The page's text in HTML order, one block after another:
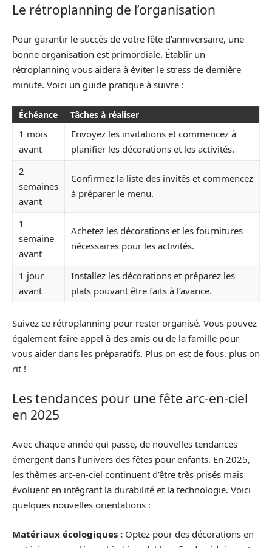
Le rétroplanning de l’organisation
Pour garantir le succès de votre fête d’anniversaire, une
bonne organisation est primordiale. Établir un
rétroplanning vous aidera à éviter le stress de dernière
minute. Voici un guide pratique à suivre :
Échéance Tâches à réaliser
1 mois
avant
Envoyez les invitations et commencez à
planifier les décorations et les activités.
2
semaines
avant
Confirmez la liste des invités et commencez
à préparer le menu.
1
semaine
avant
Achetez les décorations et les fournitures
nécessaires pour les activités.
1 jour
avant
Installez les décorations et préparez les
plats pouvant être faits à l’avance.
Suivez ce rétroplanning pour rester organisé. Vous pouvez
également faire appel à des amis ou de la famille pour
vous aider dans les préparatifs. Plus on est de fous, plus on
rit !
Les tendances pour une fête arc-en-ciel
en 2025
Avec chaque année qui passe, de nouvelles tendances
émergent dans l’univers des fêtes pour enfants. En 2025,
les thèmes arc-en-ciel continuent d’être très prisés mais
évoluent en intégrant la durabilité et la technologie. Voici
quelques nouvelles orientations :
Matériaux écologiques : Optez pour des décorations en